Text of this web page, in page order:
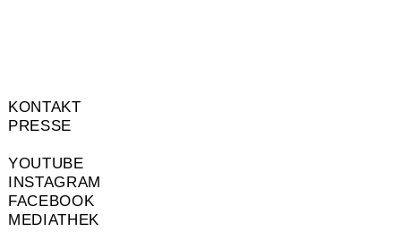
KONTAKT
PRESSE
YOUTUBE
INSTAGRAM
FACEBOOK
MEDIATHEK